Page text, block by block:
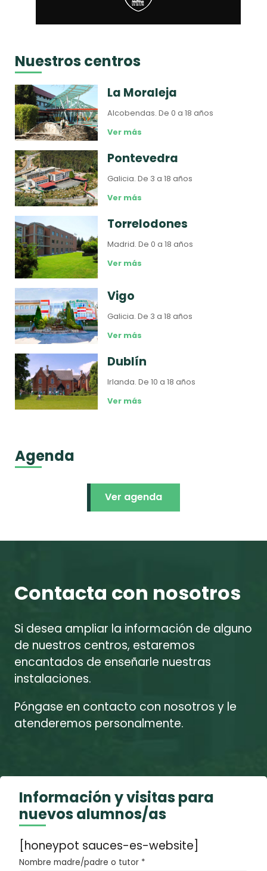
Nuestros centros
La Moraleja
Alcobendas.De 0 a 18 años
Ver más
Pontevedra
Galicia.De 3 a 18 años
Ver más
Torrelodones
Madrid.De 0 a 18 años
Ver más
Vigo
Galicia.De 3 a 18 años
Ver más
Dublín
Irlanda.De 10 a 18 años
Ver más
Agenda
Ver agenda
Contacta con nosotros
Si desea ampliar la información de alguno
de nuestros centros, estaremos
encantados de enseñarle nuestras
instalaciones.
Póngase en contacto con nosotros y le
atenderemos personalmente.
Información y visitas para
nuevos alumnos/as
[honeypot sauces-es-website]
Nombre madre/padre o tutor *